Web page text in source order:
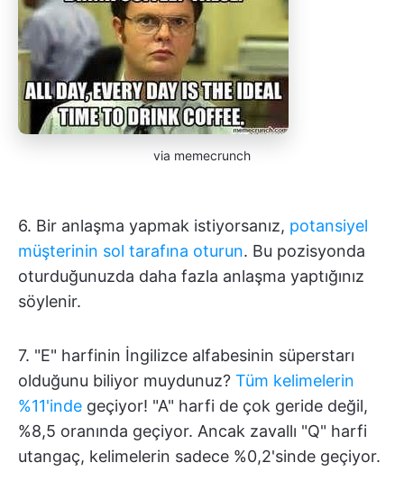
via memecrunch
6. Bir anlaşma yapmak istiyorsanız, potansiyel
müşterinin sol tarafına oturun. Bu pozisyonda
oturduğunuzda daha fazla anlaşma yaptığınız
söylenir.
7. "E" harfinin İngilizce alfabesinin süperstarı
olduğunu biliyor muydunuz? Tüm kelimelerin
%11'inde geçiyor! "A" harfi de çok geride değil,
%8,5 oranında geçiyor. Ancak zavallı "Q" harfi
utangaç, kelimelerin sadece %0,2'sinde geçiyor.